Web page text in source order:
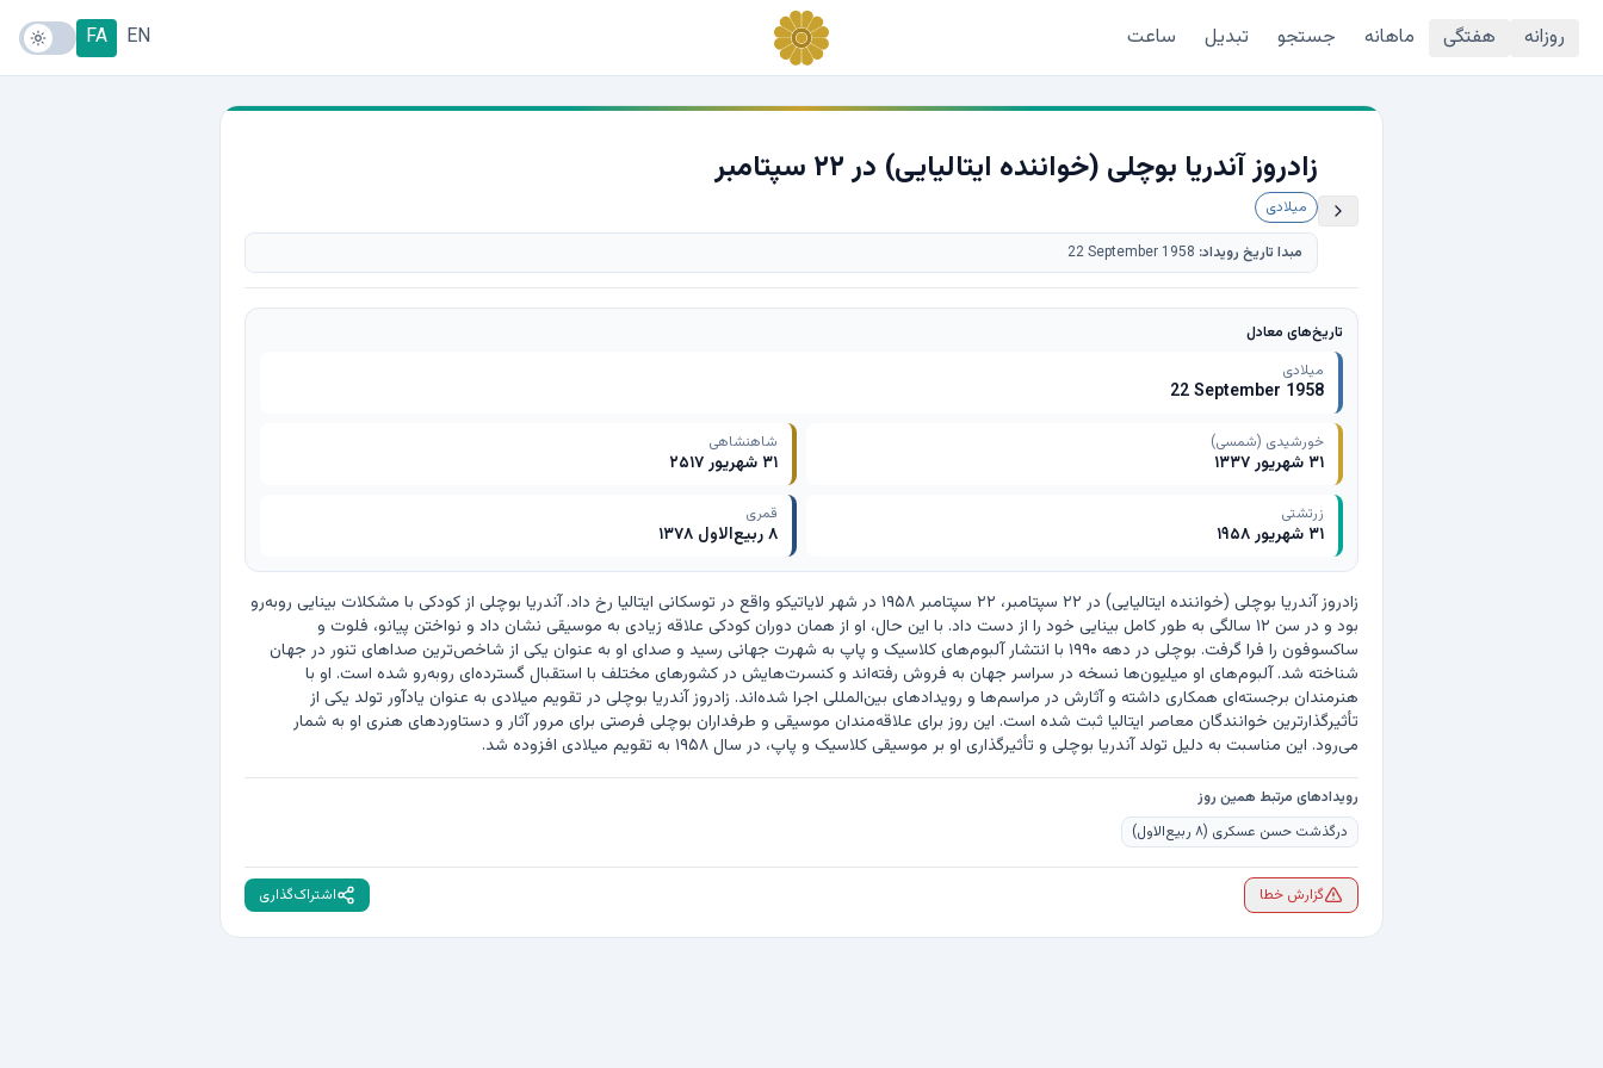
روزانه هفتگی ماهانه جستجو تبدیل ساعت EN
FA
زادروز آندریا بوچلی (خواننده ایتالیایی) در ۲۲ سپتامبر
میلادی
مبدا تاریخ رویداد: 22 September 1958
تاریخ‌های معادل
میلادی
22 September 1958
خورشیدی (شمسی)
۳۱ شهریور ۱۳۳۷
شاهنشاهی
۳۱ شهریور ۲۵۱۷
زرتشتی
۳۱ شهریور ۱۹۵۸
قمری
۸ ربیع‌الاول ۱۳۷۸
می‌رود. این مناسبت به دلیل تولد آندریا بوچلی و تأثیرگذاری او بر موسیقی کلاسیک و پاپ، در سال ۱۹۵۸ به تقویم میلادی افزوده شد.
رویدادهای مرتبط همین روز
درگذشت حسن عسکری (۸ ربیع‌الاول)
گزارش خطا اشتراک‌گذاری